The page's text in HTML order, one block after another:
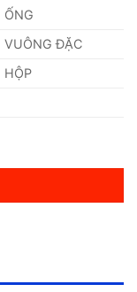
ỐNG
VUÔNG ĐẶC
HỘP